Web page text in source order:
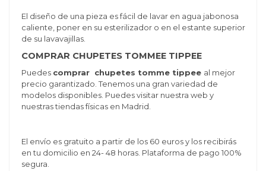
El diseño de una pieza es fácil de lavar en agua jabonosa
caliente, poner en su esterilizador o en el estante superior
de su lavavajillas.
COMPRAR CHUPETES TOMMEE TIPPEE
Puedes comprar chupetes tomme tippee al mejor
precio garantizado. Tenemos una gran variedad de
modelos disponibles. Puedes visitar nuestra web y
nuestras tiendas físicas en Madrid.
El envío es gratuito a partir de los 60 euros y los recibirás
en tu domicilio en 24- 48 horas. Plataforma de pago 100%
segura.